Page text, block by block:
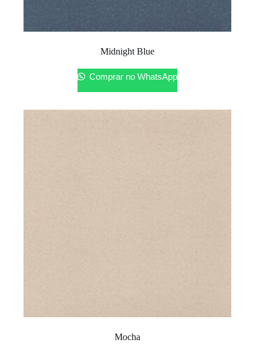
Midnight Blue
Comprar no WhatsApp
Mocha